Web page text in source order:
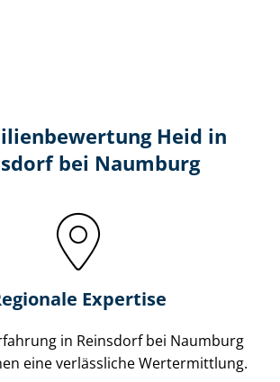
Heid in
bei Naumburg
Expertise
in Reinsdorf bei Naumburg
eine verlässliche Wertermittlung.